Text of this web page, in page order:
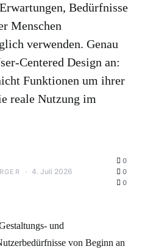
Bedürfnisse
Menschen
verwenden. Genau
Centered Design an:
Funktionen um ihrer
reale Nutzung im
4. Juli 2026
0
0
0
und
von Beginn an